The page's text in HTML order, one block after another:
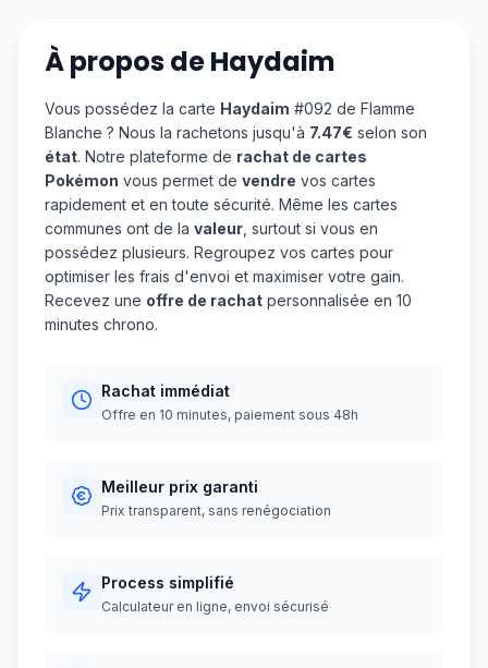
À propos deHaydaim
Vous possédez la carte Haydaim #092 de Flamme
Blanche ? Nous la rachetons jusqu'à 7.47€ selon son
état. Notre plateforme de rachat de cartes
Pokémon vous permet de vendre vos cartes
rapidement et en toute sécurité. Même les cartes
communes ont de la valeur , surtout si vous en
possédez plusieurs. Regroupez vos cartes pour
optimiser les frais d'envoi et maximiser votre gain.
Recevez une offre de rachat personnalisée en 10
minutes chrono.
Rachat immédiat
Offre en 10 minutes, paiement sous 48h
Meilleur prix garanti
Prix transparent, sans renégociation
Process simplifié
Calculateur en ligne, envoi sécurisé